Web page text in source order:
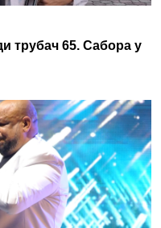
трубач 65. Сабора у